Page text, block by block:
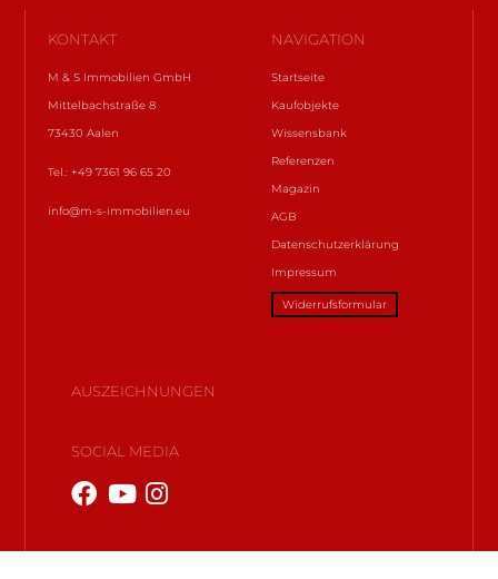
KONTAKT
M & S Immobilien GmbH
Mittelbachstraße 8
73430 Aalen
Tel.: +49 7361 96 65 20
info@m-s-immobilien.eu
NAVIGATION
Startseite
Kaufobjekte
Wissensbank
Referenzen
Magazin
AGB
Datenschutzerklärung
Impressum
Widerrufsformular
AUSZEICHNUNGEN
SOCIAL MEDIA